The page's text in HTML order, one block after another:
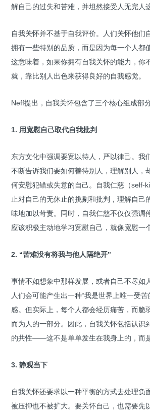
解自己的过失和苦难，并坦然接受人无完人
自我关怀并不基于自我评价。人们关怀他们
拥有一些特别的品质，而是因为每一个人都
这意味着，如果你拥有自我关怀的能力，你
就，靠比别人出色来获得良好的自我感觉。
Neff提出，自我关怀包含了三个核心组成部
1. 用宽慰自己取代自我批判
东方文化中强调要宽以待人，严以律己。我
不断告诉我们要如何善待别人，理解别人，
何安慰犯错或失意的自己。自我仁慈（self-
止对自己的无休止的挑剔和批判，理解自己
味地加以苛责。同时，自我仁慈不仅仅强调
应该积极主动地学习宽慰自己，就像宽慰一
2. “苦难没有将我与他人隔绝开”
事情不如想象中那样发展，或者自己不尽如
人们会可能产生出一种“我是世界上唯一受苦
感。但实际上，每个人都会经历痛苦，而脆
而为人的一部分。因此，自我关怀包括认识
的共性——这不是单单发生在我身上的，而
3. 静观当下
自我关怀还要求以一种平衡的方式去处理负
被压抑也不被扩大。要关怀自己，也需要先